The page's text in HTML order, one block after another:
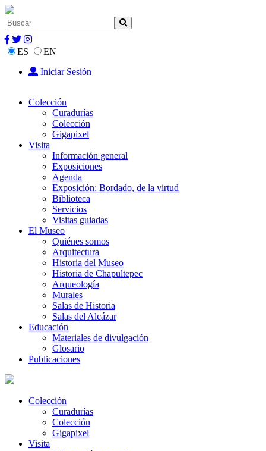
ES
EN
Iniciar Sesión
Colección
Curadurías
Colección
Gigapixel
Visita
Información general
Exposiciones
Agenda
Exposición: Bordado, de la virtud
Biblioteca
Servicios
Visitas guiadas
El Museo
Quiénes somos
Arquitectura
Historia del Museo
Historia de Chapultepec
Arqueología
Murales
Salas de Historia
Salas del Alcázar
Educación
Materiales de divulgación
Glosario
Publicaciones
Colección
Curadurías
Colección
Gigapixel
Visita